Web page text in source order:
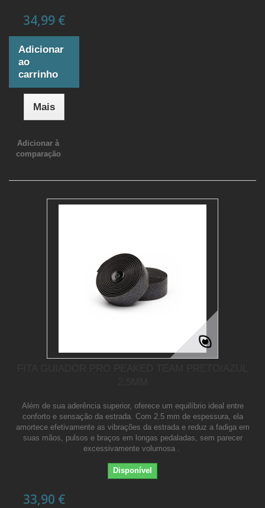
34,99 €
Adicionar
ao
carrinho
Mais
Adicionar à
comparação
Além de sua aderência superior, oferece um equilíbrio ideal entre
conforto e sensação da estrada. Com 2.5 mm de espessura, ela
amortece efetivamente as vibrações da estrada e reduz a fadiga em
suas mãos, pulsos e braços em longas pedaladas, sem parecer
excessivamente volumosa .
Disponível
33,90 €